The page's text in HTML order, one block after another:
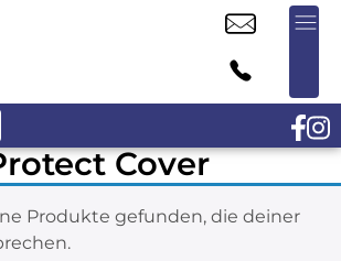
Cover
Produkte gefunden, die deiner